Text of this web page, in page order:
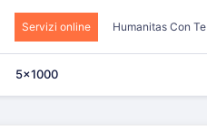
Servizi online Humanitas Con Te
5×1000